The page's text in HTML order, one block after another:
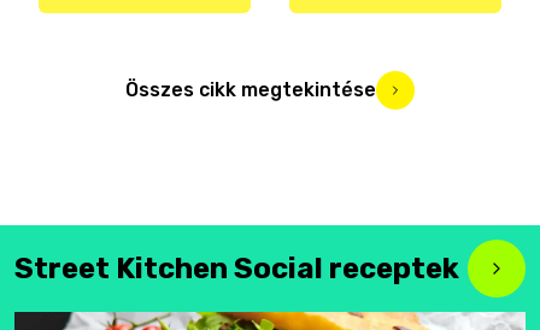
Összes cikk megtekintése
Street Kitchen Social receptek